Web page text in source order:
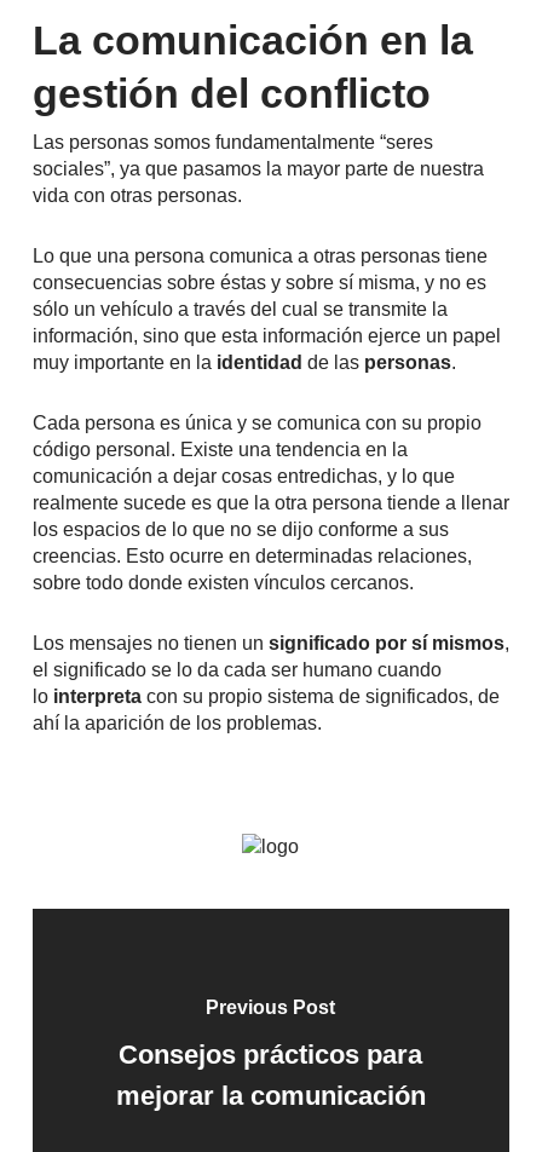
La comunicación en la
gestión del conflicto
Las personas somos fundamentalmente “seres
sociales”, ya que pasamos la mayor parte de nuestra
vida con otras personas.
Lo que una persona comunica a otras personas tiene
consecuencias sobre éstas y sobre sí misma, y no es
sólo un vehículo a través del cual se transmite la
información, sino que esta información ejerce un papel
muy importante en la identidad de laspersonas.
Cada persona es única y se comunica con su propio
código personal. Existe una tendencia en la
comunicación a dejar cosas entredichas, y lo que
realmente sucede es que la otra persona tiende a llenar
los espacios de lo que no se dijo conforme a sus
creencias. Esto ocurre en determinadas relaciones,
sobre todo donde existen vínculos cercanos.
Los mensajes no tienen un significado por sí mismos,
el significado se lo da cada ser humano cuando
lointerpretacon su propio sistema de significados, de
ahí la aparición de los problemas.
Previous Post
Consejos prácticos para
mejorar la comunicación